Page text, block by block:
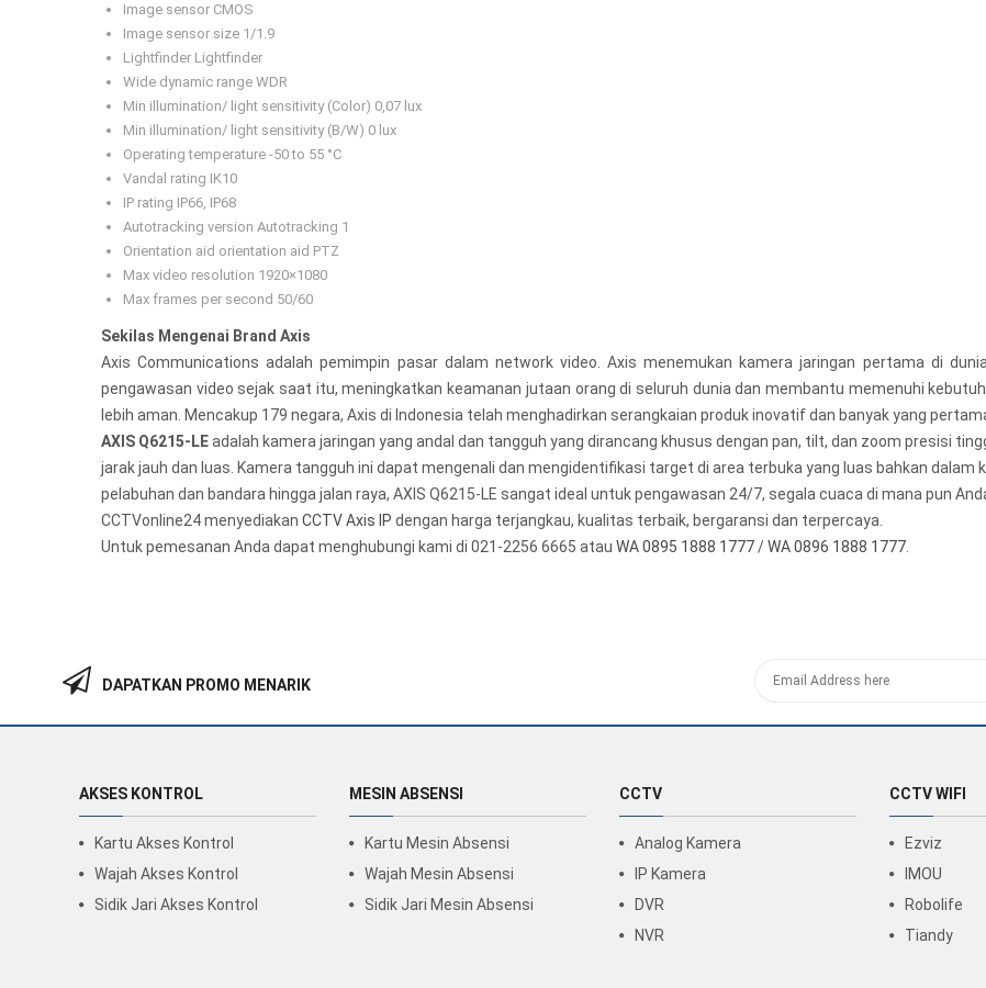
Image sensor CMOS
Image sensor size 1/1.9
Lightfinder Lightfinder
Wide dynamic range WDR
Min illumination/ light sensitivity (Color) 0,07 lux
Min illumination/ light sensitivity (B/W) 0 lux
Operating temperature -50 to 55 °C
Vandal rating IK10
IP rating IP66, IP68
Autotracking version Autotracking 1
Orientation aid orientation aid PTZ
Max video resolution 1920×1080
Max frames per second 50/60
Sekilas Mengenai Brand Axis
Axis Communications adalah pemimpin pasar dalam network video. Axis menemukan kamera jaringan pertama di
pengawasan video sejak saat itu, meningkatkan keamanan jutaan orang di seluruh dunia dan membantu memenuhi
lebih aman. Mencakup 179 negara, Axis di Indonesia telah menghadirkan serangkaian produk inovatif dan banyak yang
AXIS Q6215-LEadalah kamera jaringan yang andal dan tangguh yang dirancang khusus dengan pan, tilt, dan zoom presisi
jarak jauh dan luas. Kamera tangguh ini dapat mengenali dan mengidentifikasi target di area terbuka yang luas bahkan dalam
pelabuhan dan bandara hingga jalan raya, AXIS Q6215-LE sangat ideal untuk pengawasan 24/7, segala cuaca di mana pun
CCTVonline24 menyediakan CCTV Axis IP dengan harga terjangkau, kualitas terbaik, bergaransi dan terpercaya.
Untuk pemesanan Anda dapat menghubungi kami di 021-2256 6665 atau WA 0895 1888 1777/WA 0896 1888 1777
DAPATKAN PROMO MENARIK
AKSES KONTROL
Kartu Akses Kontrol
Wajah Akses Kontrol
Sidik Jari Akses Kontrol
MESIN ABSENSI
Kartu Mesin Absensi
Wajah Mesin Absensi
Sidik Jari Mesin Absensi
CCTV
Analog Kamera
IP Kamera
DVR
NVR
CCTV WIFI
Ezviz
IMOU
Robolife
Tiandy